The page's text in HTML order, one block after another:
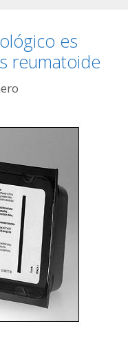
es
reumatoide